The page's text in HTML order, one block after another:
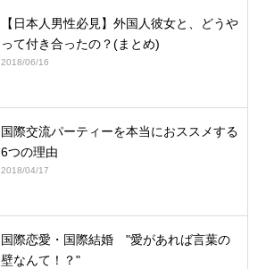
【日本人男性必見】外国人彼女と、どうや
って付き合ったの？(まとめ)
2018/06/16
国際交流パーティーを本当におススメする
6つの理由
2018/04/17
国際恋愛・国際結婚 "愛があれば言葉の
壁なんて！？"